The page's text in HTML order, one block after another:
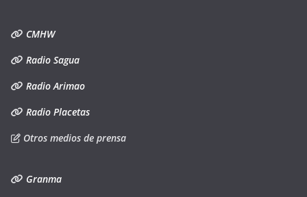
CMHW
Radio Sagua
Radio Arimao
Radio Placetas
Otros medios de prensa
Granma